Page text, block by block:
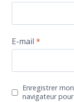
E-mail *
Enregistrer
navigateur